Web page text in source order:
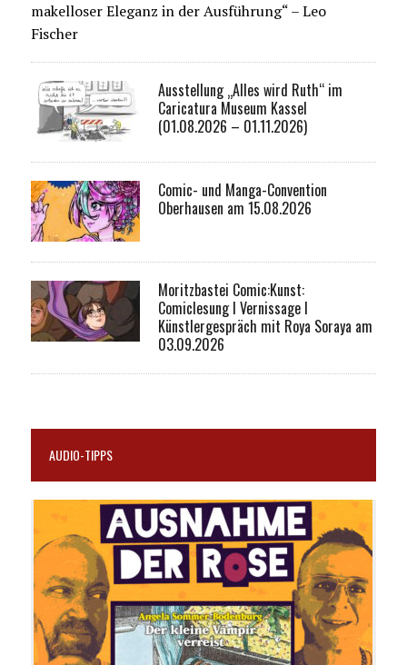
makelloser Eleganz in der Ausführung“ – Leo
Fischer
Ausstellung „Alles wird Ruth“ im
Caricatura Museum Kassel
(01.08.2026 – 01.11.2026)
Comic- und Manga-Convention
Oberhausen am 15.08.2026
Moritzbastei Comic:Kunst:
Comiclesung I Vernissage I
Künstlergespräch mit Roya Soraya am
03.09.2026
AUDIO-TIPPS